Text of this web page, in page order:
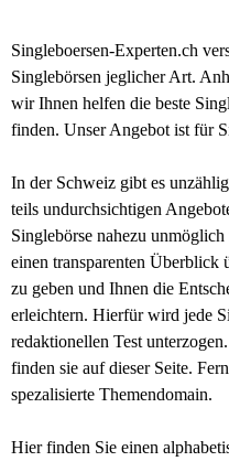
Singleboersen-Experten.ch
Singlebörsen jeglicher Art.
wir Ihnen helfen die beste
finden. Unser Angebot ist für
In der Schweiz gibt es
teils undurchsichtigen
Singlebörse nahezu
einen transparenten Überblick
zu geben und Ihnen die
erleichtern. Hierfür wird jede
redaktionellen Test
finden sie auf dieser Seite.
spezalisierte Themendomain.
Hier finden Sie einen